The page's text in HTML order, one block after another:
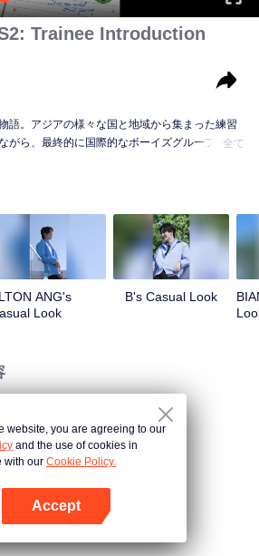
Trainee Introduction
語。アジアの様々な国と地域から集まった練習
がら、最終的に国際的なボーイズグループを目
全て
ANG's
Look
B's Casual Look
ASIA S2
CHUANG ASIA
website, you are agreeing to our
and the use of cookies in
with our Cookie Policy.
Accept